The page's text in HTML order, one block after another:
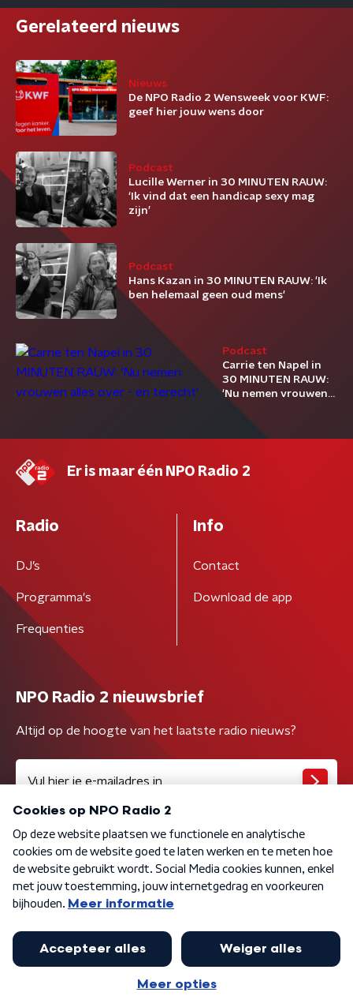
Gerelateerd nieuws
Nieuws
De NPO Radio 2 Wensweek voor KWF:
geef hier jouw wens door
Podcast
Lucille Werner in 30 MINUTEN RAUW:
‘Ik vind dat een handicap sexy mag
zijn’
Podcast
Hans Kazan in 30 MINUTEN RAUW: 'Ik
ben helemaal geen oud mens'
Podcast
Carrie ten Napel in
30 MINUTEN RAUW:
'Nu nemen vrouwen
alles over - en
terecht'
Er is maar één NPO Radio 2
Radio
DJ’s
Programma's
Frequenties
Info
Contact
Download de app
NPO Radio 2 nieuwsbrief
Altijd op de hoogte van het laatste radio nieuws?
Algemene voorwaarden